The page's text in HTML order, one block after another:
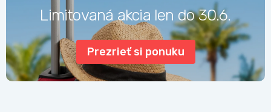
Limitovaná akcia len do 30.6.
Prezrieť si ponuku